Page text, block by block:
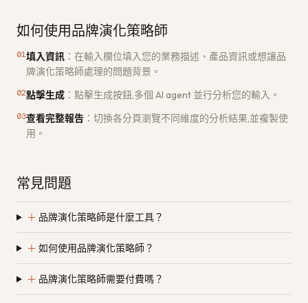
如何使用品牌演化策略師
01填入資訊 ： 在輸入欄位填入您的業務描述、產品資訊或想讓品
牌演化策略師處理的問題背景。
02點擊生成 ： 點擊生成按鈕,多個 AI agent 並行分析您的輸入。
03查看完整報告 ： 切換各分頁瀏覽不同維度的分析結果,並複製使
用。
常見問題
＋ 品牌演化策略師是什麼工具？
＋ 如何使用品牌演化策略師？
＋ 品牌演化策略師需要付費嗎？